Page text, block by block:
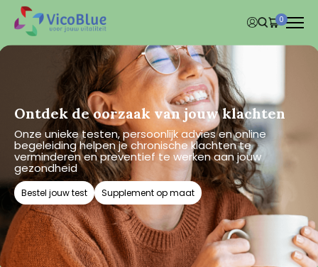
0
Ontdek de oorzaak van jouw klachten
Onze unieke testen, persoonlijk advies en online
begeleiding helpen je chronische klachten te
verminderen en preventief te werken aan jouw
gezondheid
Bestel jouw test Supplement op maat